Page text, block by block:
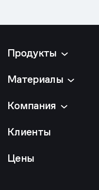
Продукты
Материалы
Компания
Клиенты
Цены